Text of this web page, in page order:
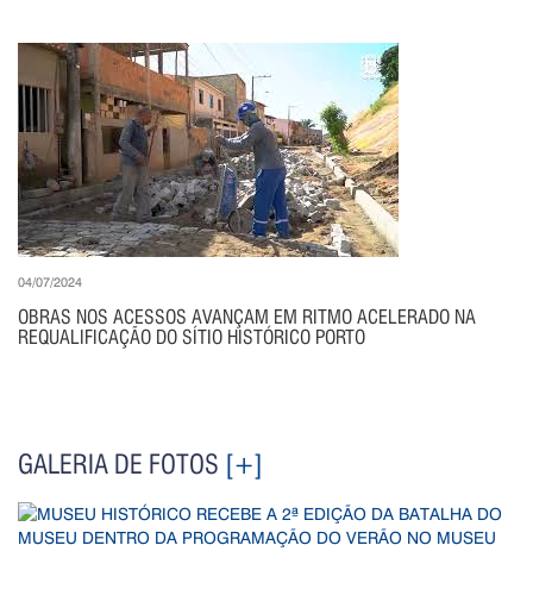
04/07/2024
OBRAS NOS ACESSOS AVANÇAM EM RITMO ACELERADO NA
REQUALIFICAÇÃO DO SÍTIO HISTÓRICO PORTO
GALERIA DE FOTOS [+]